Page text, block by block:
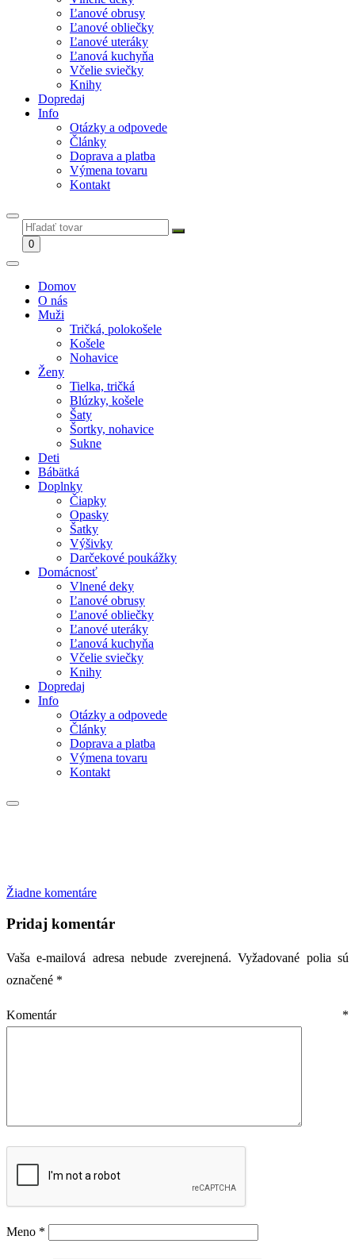
Ľanové obrusy
Ľanové obliečky
Ľanové uteráky
Ľanová kuchyňa
Včelie sviečky
Knihy
Dopredaj
Info
Otázky a odpovede
Články
Doprava a platba
Výmena tovaru
Kontakt
0
Domov
O nás
Muži
Tričká, polokošele
Košele
Nohavice
Ženy
Tielka, tričká
Blúzky, košele
Šaty
Šortky, nohavice
Sukne
Deti
Bábätká
Doplnky
Čiapky
Opasky
Šatky
Výšivky
Darčekové poukážky
Domácnosť
Vlnené deky
Ľanové obrusy
Ľanové obliečky
Ľanové uteráky
Ľanová kuchyňa
Včelie sviečky
Knihy
Dopredaj
Info
Otázky a odpovede
Články
Doprava a platba
Výmena tovaru
Kontakt
Žiadne komentárena
Pridaj komentár
Vaša e-mailová adresa nebude zverejnená. Vyžadované polia sú
označené *
Komentár *
Meno *